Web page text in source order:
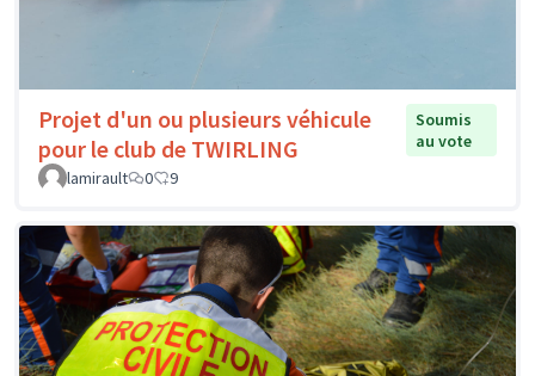
Projet d'un ou plusieurs véhicule
pour le club de TWIRLING
Soumis
au vote
lamirault
0 9